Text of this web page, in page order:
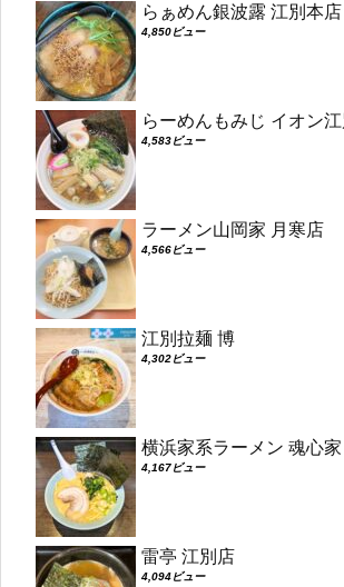
らぁめん銀波露 江別本店
4,850ビュー
らーめんもみじ イオン
4,583ビュー
ラーメン山岡家 月寒店
4,566ビュー
江別拉麺 博
4,302ビュー
横浜家系ラーメン 魂心
4,167ビュー
雷亭 江別店
4,094ビュー